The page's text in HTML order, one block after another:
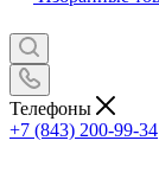
Телефоны
+7 (843) 200-99-34